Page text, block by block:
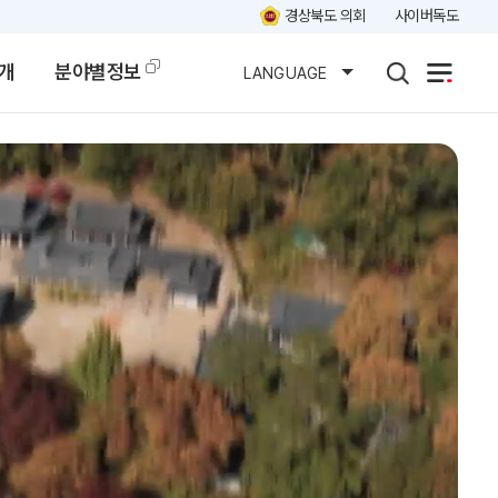
경상북도 의회 사이버독도
분야별정보 LANGUAGE